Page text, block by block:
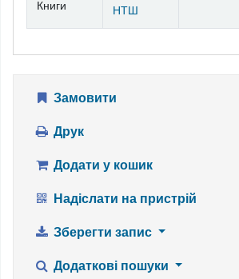
Книги
НТШ
Замовити
Друк
Додати у кошик
Надіслати на пристрій
Зберегти запис
Додаткові пошуки